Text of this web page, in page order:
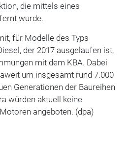
die mittels eines
wurde.
für Modelle des Typs
der 2017 ausgelaufen ist,
mit dem KBA. Dabei
um insgesamt rund 7.000
Generationen der Baureihen
würden aktuell keine
angeboten. (dpa)